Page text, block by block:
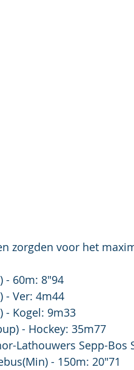
zorgden voor het
- 60m: 8"94
- Ver: 4m44
- Kogel: 9m33
- Hockey: 35m77
Lathouwers Sepp-Bos
- 150m: 20"71